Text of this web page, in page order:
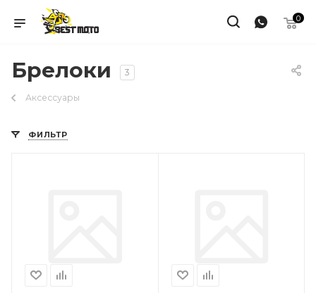
0
Брелоки 3
Аксессуары
ФИЛЬТР